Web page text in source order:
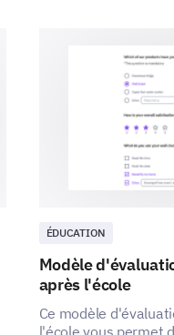
ÉDUCATION
Modèle
après l'école
Ce modèle
l'école vous permet